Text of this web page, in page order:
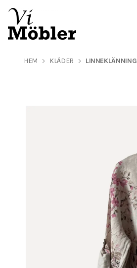
HEM KLÄDER LINNEKLÄNNING